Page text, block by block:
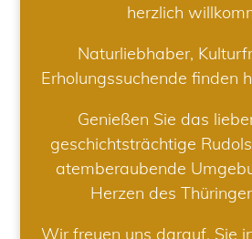
herzlich
Naturliebhaber,
Erholungssuchende finden
Genießen Sie das
geschichtsträchtige
atemberaubende
Herzen des
Wir freuen uns darauf, Sie